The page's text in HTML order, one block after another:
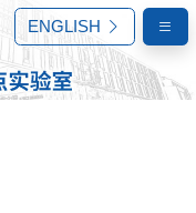
ENGLISH